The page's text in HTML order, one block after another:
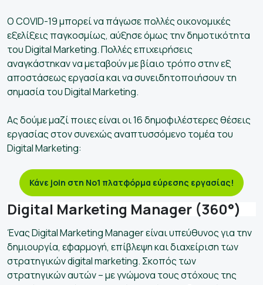
Ο COVID-19 μπορεί να πάγωσε πολλές οικονομικές
εξελίξεις παγκοσμίως, αύξησε όμως την δημοτικότητα
του Digital Marketing. Πολλές επιχειρήσεις
αναγκάστηκαν να μεταβούν με βίαιο τρόπο στην εξ
αποστάσεως εργασία και να συνειδητοποιήσουν τη
σημασία του Digital Marketing.
Ας δούμε μαζί ποιες είναι οι 16 δημοφιλέστερες θέσεις
εργασίας στον συνεχώς αναπτυσσόμενο τομέα του
Digital Marketing:
Κάνε join στη Νo1 πλατφόρμα εύρεσης εργασίας!
Digital Marketing Manager (360°)
Ένας Digital Marketing Manager είναι υπεύθυνος για την
δημιουργία, εφαρμογή, επίβλεψη και διαχείριση των
στρατηγικών digital marketing. Σκοπός των
στρατηγικών αυτών – με γνώμονα τους στόχους της